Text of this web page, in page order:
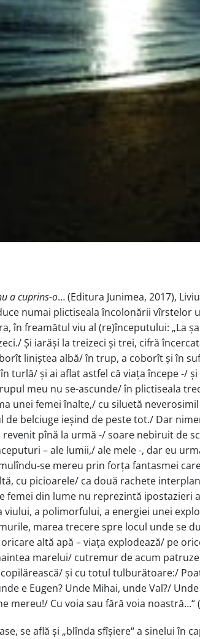
a cuprins-o… (Editura Junimea, 2017),
numai plictiseala încolonării vîrstelor
în freamătul viu al (re)începutului: „La
Și iarăși la treizeci și trei, cifră
liniștea albă/ în trup, a coborît și în
turlă/ și ai aflat astfel că viața începe -/
meu nu se-ascunde/ în plictiseala
unei femei înalte,/ cu siluetă
belciuge ieșind de peste tot./ Dar
pînă la urmă -/ soare nebiruit de
– ale lumii,/ ale mele -, dar eu
se mereu prin forța fantasmei
cu picioarele/ ca două rachete
femei din lume nu reprezintă ipostazieri
a polimorfului, a energiei unei
marea trecere spre locul unde se
altă apă – viața explodează/ pe
marelui/ cutremur de acum
și cu totul tulburătoare:/
e Eugen? Unde Mihai, unde Val?/
mereu!/ Cu voia sau fără voia noastră…“ (
se află și „blînda sfîșiere“ a sinelui în